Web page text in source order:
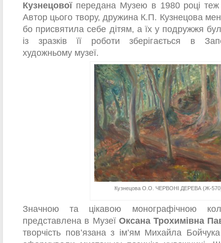
Кузнецовоїпередана Музею в 1980 році теж
Автор цього твору, дружина К.П. Кузнецова
бо присвятила себе дітям, а їх у подружжя
із зразків її роботи зберігається в
художньому музеї.
Кузнецова О.О. ЧЕРВОНІ ДЕРЕВА (Ж-
Значною та цікавою монографічною
представлена в Музеї Оксана Трохимівна
творчість пов’язана з ім’ям Михайла